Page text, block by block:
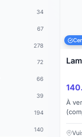
34
67
278
72
66
39
194
140
À
mes